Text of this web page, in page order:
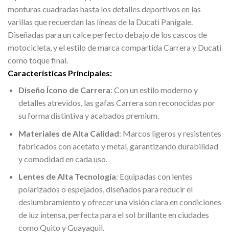
monturas cuadradas hasta los detalles deportivos en las
varillas que recuerdan las líneas de la Ducati Panigale.
Diseñadas para un calce perfecto debajo de los cascos de
motocicleta, y el estilo de marca compartida Carrera y Ducati
como toque final.
Características Principales:
Diseño Ícono de Carrera: Con un estilo moderno y
detalles atrevidos, las gafas Carrera son reconocidas por
su forma distintiva y acabados premium.
Materiales de Alta Calidad: Marcos ligeros y resistentes
fabricados con acetato y metal, garantizando durabilidad
y comodidad en cada uso.
Lentes de Alta Tecnología: Equipadas con lentes
polarizados o espejados, diseñados para reducir el
deslumbramiento y ofrecer una visión clara en condiciones
de luz intensa, perfecta para el sol brillante en ciudades
como Quito y Guayaquil.